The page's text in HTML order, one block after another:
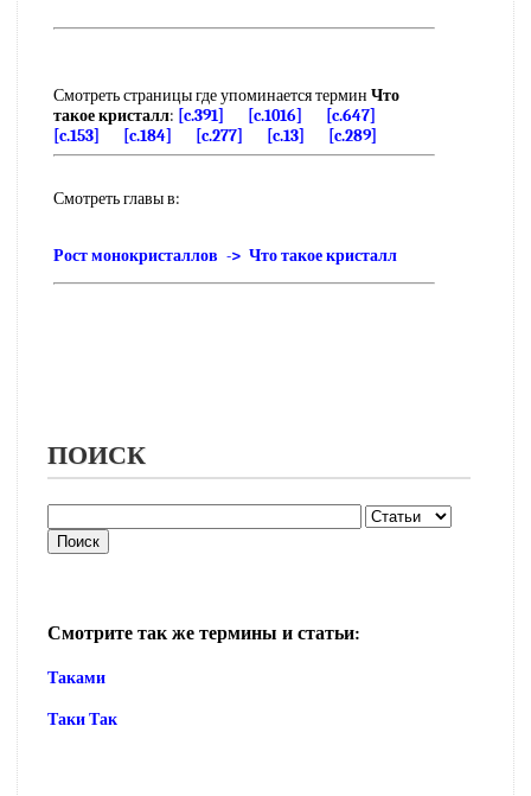
Смотреть страницы где упоминается термин Что
такое кристалл: [c.391] [c.1016]
[c.647]
[c.153]
[c.184] [c.277] [c.13] [c.289]
Смотреть главы в:
Рост монокристаллов -> Что такое кристалл
ПОИСК
Смотрите так же термины и статьи:
Таками
Таки Так